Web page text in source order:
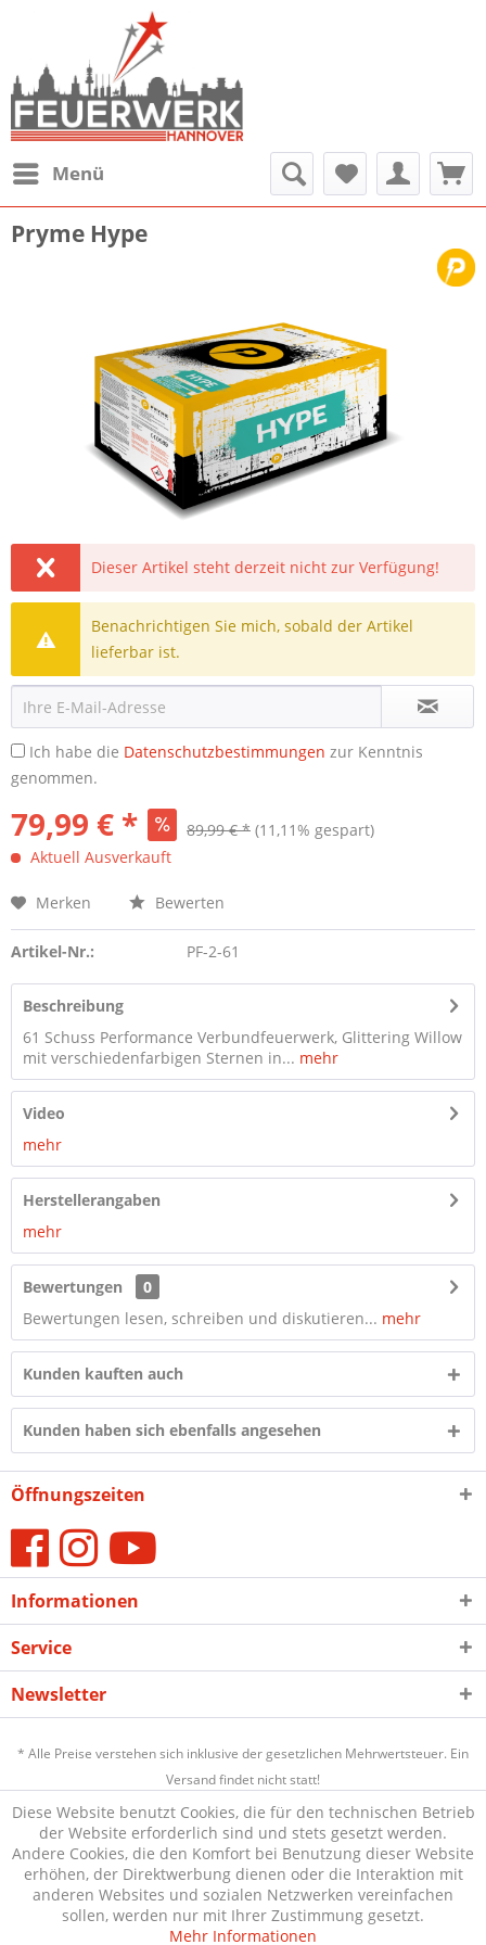
Menü
Pryme Hype
Dieser Artikel steht derzeit nicht zur Verfügung!
Benachrichtigen Sie mich, sobald der Artikel
lieferbar ist.
Ich habe die Datenschutzbestimmungen zur Kenntnis
genommen.
79,99 € * 89,99 € * (11,11% gespart)
Aktuell Ausverkauft
Merken Bewerten
Artikel-Nr.: PF-2-61
Beschreibung
61 Schuss Performance Verbundfeuerwerk, Glittering Willow
mit verschiedenfarbigen Sternen in... mehr
Video
mehr
Herstellerangaben
mehr
Bewertungen
0
Bewertungen lesen, schreiben und diskutieren... mehr
Kunden kauften auch
Kunden haben sich ebenfalls angesehen
Öffnungszeiten
Informationen
Service
Newsletter
* Alle Preise verstehen sich inklusive der gesetzlichen Mehrwertsteuer. Ein
Versand findet nicht statt!
Diese Website benutzt Cookies, die für den technischen Betrieb
der Website erforderlich sind und stets gesetzt werden.
Andere Cookies, die den Komfort bei Benutzung dieser Website
erhöhen, der Direktwerbung dienen oder die Interaktion mit
anderen Websites und sozialen Netzwerken vereinfachen
sollen, werden nur mit Ihrer Zustimmung gesetzt.
Mehr Informationen